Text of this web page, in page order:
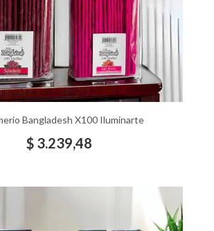
Bangladesh X100 Iluminarte
$3.239,48